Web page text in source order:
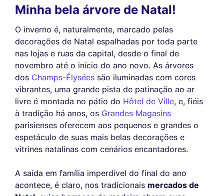
Minha bela árvore de Natal!
O inverno é, naturalmente, marcado pelas
decorações de Natal espalhadas por toda parte
nas lojas e ruas da capital, desde o final de
novembro até o início do ano novo. As árvores
dos Champs-Élysées são iluminadas com cores
vibrantes, uma grande pista de patinação ao ar
livre é montada no pátio do Hôtel de Ville, e, fiéis
à tradição há anos, os Grandes Magasins
parisienses oferecem aos pequenos e grandes o
espetáculo de suas mais belas decorações e
vitrines natalinas com cenários encantadores.
A saída em família imperdível do final do ano
acontece, é claro, nos tradicionais mercados de